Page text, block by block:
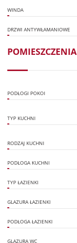
WINDA
DRZWI ANTYWŁAMANIOWE
POMIESZCZENIA
PODŁOGI POKOI
TYP KUCHNI
RODZAJ KUCHNI
PODŁOGA KUCHNI
TYP ŁAZIENKI
GLAZURA ŁAZIENKI
PODŁOGA ŁAZIENKI
GLAZURA WC